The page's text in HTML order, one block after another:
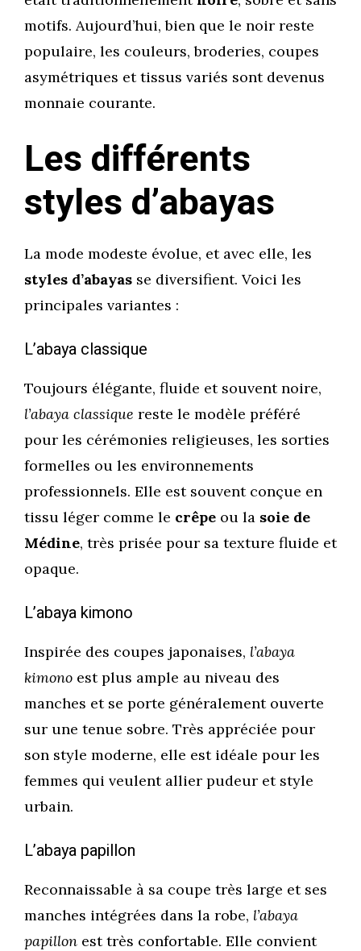
motifs. Aujourd’hui, bien que le noir reste
populaire, les couleurs, broderies, coupes
asymétriques et tissus variés sont devenus
monnaie courante.
Les différents
styles d’abayas
La mode modeste évolue, et avec elle, les
styles d’abayas se diversifient. Voici les
principales variantes :
L’abaya classique
Toujours élégante, fluide et souvent noire,
l’abaya classique reste le modèle préféré
pour les cérémonies religieuses, les sorties
formelles ou les environnements
professionnels. Elle est souvent conçue en
tissu léger comme le crêpe ou la soie de
Médine, très prisée pour sa texture fluide et
opaque.
L’abaya kimono
Inspirée des coupes japonaises, l’abaya
kimono est plus ample au niveau des
manches et se porte généralement ouverte
sur une tenue sobre. Très appréciée pour
son style moderne, elle est idéale pour les
femmes qui veulent allier pudeur et style
urbain.
L’abaya papillon
Reconnaissable à sa coupe très large et ses
manches intégrées dans la robe, l’abaya
papillon est très confortable. Elle convient